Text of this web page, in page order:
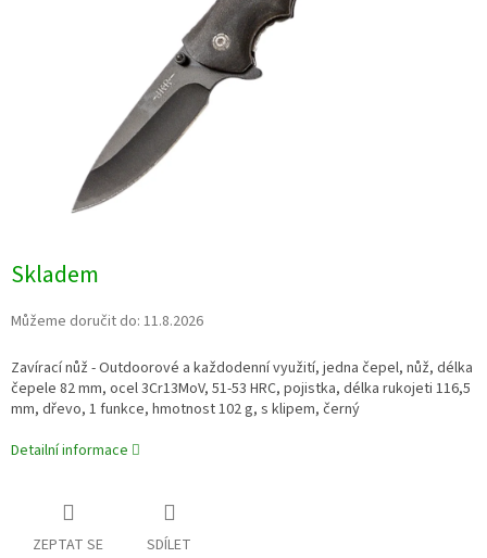
Skladem
Můžeme doručit do: 11.8.2026
Zavírací nůž - Outdoorové a každodenní využití, jedna čepel, nůž, délka
čepele 82 mm, ocel3Cr13MoV, 51-53 HRC, pojistka, délka rukojeti 116,5
mm, dřevo, 1 funkce, hmotnost 102 g, s klipem, černý
Detailní informace
ZEPTAT SE SDÍLET